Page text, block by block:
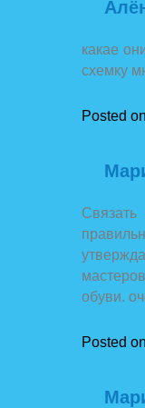
какае
схемку
Posted on
обуви.
Posted on